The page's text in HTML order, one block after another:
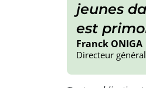
jeunes
est
Franck ONIGA
Directeur